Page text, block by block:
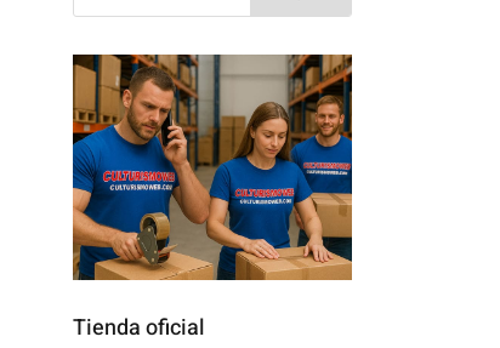
Tienda oficial